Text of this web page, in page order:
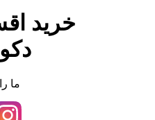
خرید
ما